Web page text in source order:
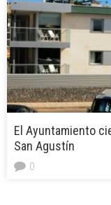
El Ayuntamiento
San Agustín
0